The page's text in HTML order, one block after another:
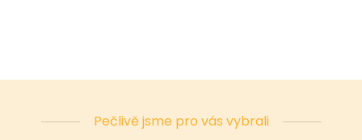
Pečlivě jsme pro vás vybrali